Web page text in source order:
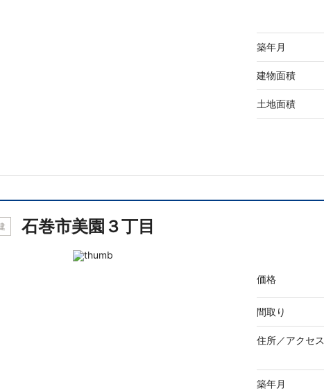
築年月
建物面積
土地面積
石巻市美園３丁目
価格
間取り
住所／アクセス
築年月